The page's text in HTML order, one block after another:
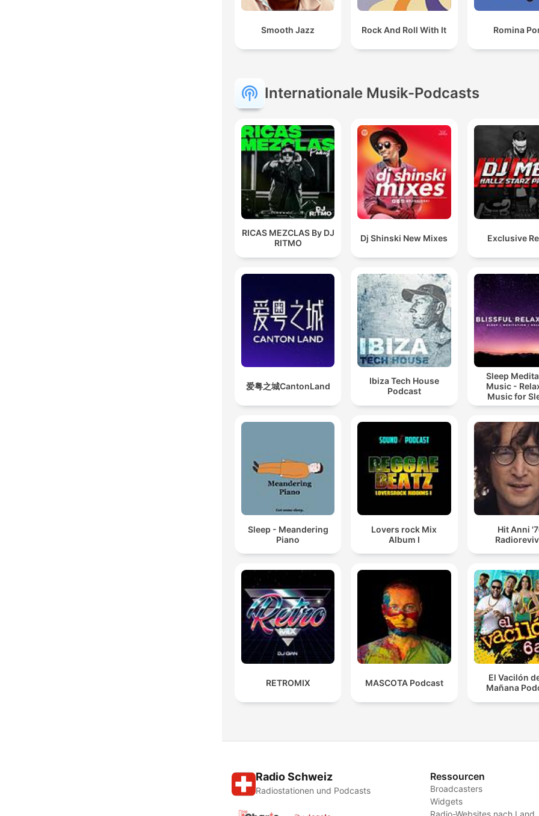
Smooth Jazz Rock And Roll With It Romina
Internationale Musik-Podcasts
RICAS MEZCLAS By DJ
RITMO
Dj Shinski New Mixes Exclusive
爱粤之城CantonLand
Ibiza Tech House
Podcast
Sleep
Music -
Music for
Sleep - Meandering
Piano
Lovers rock Mix
Album I
Hit Anni
RETROMIX MASCOTA Podcast
El Vacilón
Mañana
Radio Schweiz
Radiostationen und Podcasts
Ressourcen
Broadcasters
Widgets
Radio-Websites nach Land